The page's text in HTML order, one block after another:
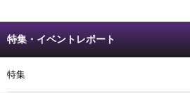
特集・イベントレポート
特集